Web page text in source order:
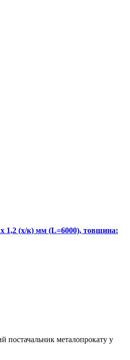
1,2 (х/к) мм (L=6000), товщина:
постачальник металопрокату у